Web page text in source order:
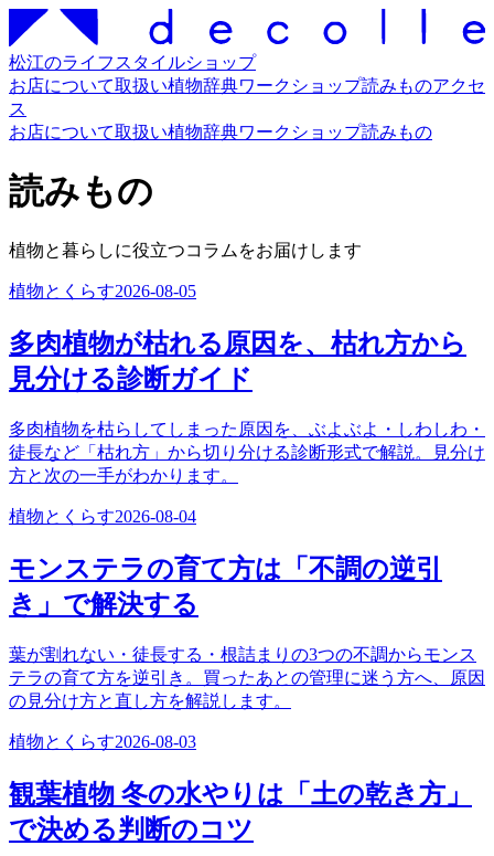
松江のライフスタイルショップ
お店について取扱い植物辞典ワークショップ読みものアクセ
ス
お店について取扱い植物辞典ワークショップ読みもの
読みもの
植物と暮らしに役立つコラムをお届けします
植物とくらす2026-08-05
多肉植物が枯れる原因を、枯れ方から
見分ける診断ガイド
多肉植物を枯らしてしまった原因を、ぶよぶよ・しわしわ・
徒長など「枯れ方」から切り分ける診断形式で解説。見分け
方と次の一手がわかります。
植物とくらす2026-08-04
モンステラの育て方は「不調の逆引
き」で解決する
葉が割れない・徒長する・根詰まりの3つの不調からモンス
テラの育て方を逆引き。買ったあとの管理に迷う方へ、原因
の見分け方と直し方を解説します。
植物とくらす2026-08-03
観葉植物 冬の水やりは「土の乾き方」
で決める判断のコツ